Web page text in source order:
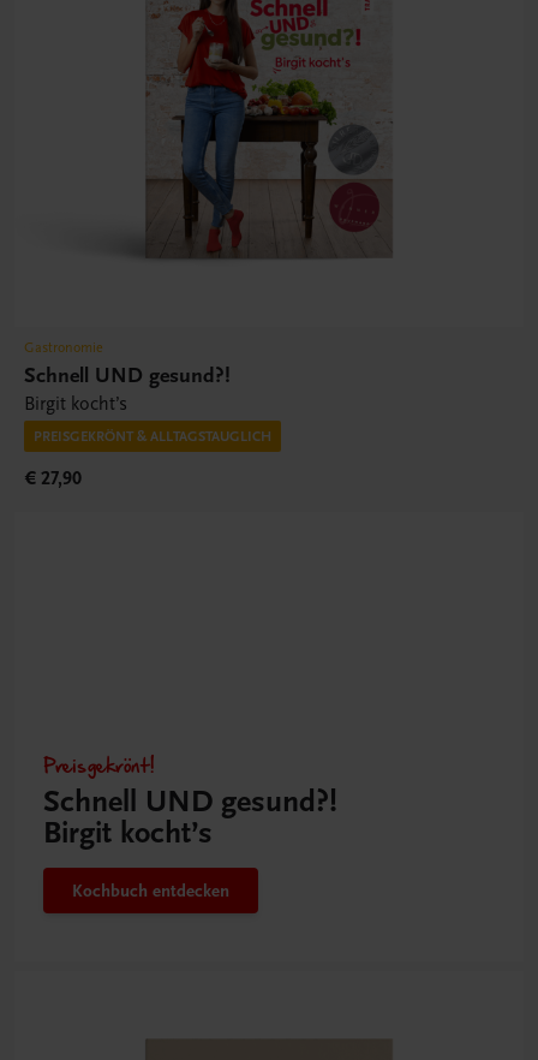
Gastronomie
Schnell UND gesund?!
Birgit kocht’s
PREISGEKRÖNT & ALLTAGSTAUGLICH
€ 27,90
Preisgekrönt!
Schnell UND gesund?!
Birgit kocht’s
Kochbuch entdecken